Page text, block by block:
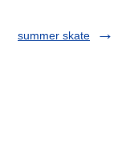
summer skate